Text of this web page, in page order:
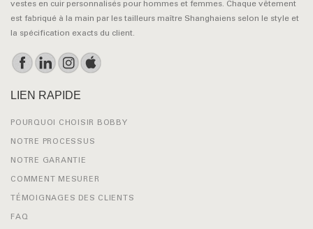
vestes en cuir personnalisés pour hommes et femmes. Chaque vêtement
est fabriqué à la main par les tailleurs maître Shanghaiens selon le style et
la spécification exacts du client.
LIEN RAPIDE
POURQUOI CHOISIR BOBBY
NOTRE PROCESSUS
NOTRE GARANTIE
COMMENT MESURER
TÉMOIGNAGES DES CLIENTS
FAQ